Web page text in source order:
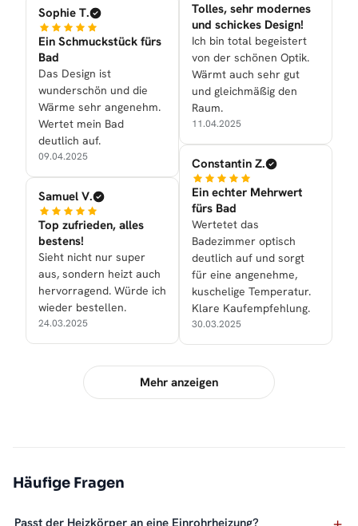
Sophie T.
Ein Schmuckstück fürs
Bad
Das Design ist
wunderschön und die
Wärme sehr angenehm.
Wertet mein Bad
deutlich auf.
09.04.2025
Samuel V.
Top zufrieden, alles
bestens!
Sieht nicht nur super
aus, sondern heizt auch
hervorragend. Würde ich
wieder bestellen.
24.03.2025
Tolles, sehr modernes
und schickes Design!
Ich bin total begeistert
von der schönen Optik.
Wärmt auch sehr gut
und gleichmäßig den
Raum.
11.04.2025
Constantin Z.
Ein echter Mehrwert
fürs Bad
Wertetet das
Badezimmer optisch
deutlich auf und sorgt
für eine angenehme,
kuschelige Temperatur.
Klare Kaufempfehlung.
30.03.2025
Mehr anzeigen
Häufige Fragen